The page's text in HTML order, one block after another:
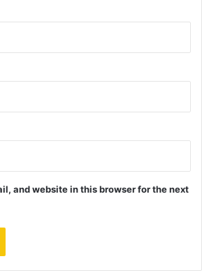
and website in this browser for the next